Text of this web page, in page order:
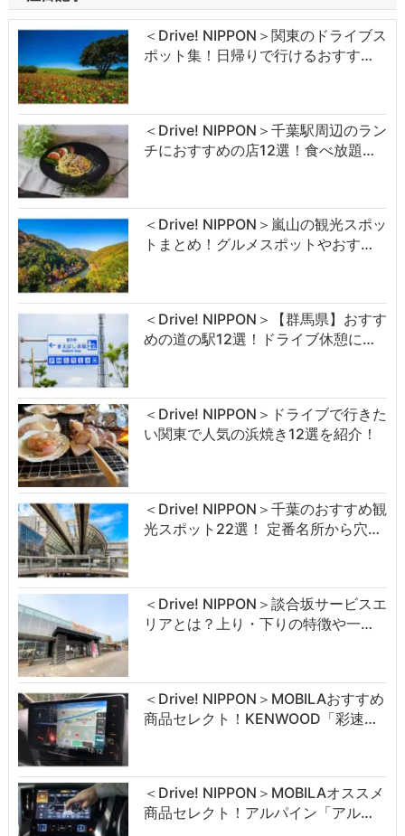
＜Drive! NIPPON＞関東のドライブス
ポット集！日帰りで行けるおすす…
＜Drive! NIPPON＞千葉駅周辺のラン
チにおすすめの店12選！食べ放題…
＜Drive! NIPPON＞嵐山の観光スポッ
トまとめ！グルメスポットやおす…
＜Drive! NIPPON＞【群馬県】おすす
めの道の駅12選！ドライブ休憩に…
＜Drive! NIPPON＞ドライブで行きた
い関東で人気の浜焼き12選を紹介！
＜Drive! NIPPON＞千葉のおすすめ観
光スポット22選！ 定番名所から穴…
＜Drive! NIPPON＞談合坂サービスエ
リアとは？上り・下りの特徴や一…
＜Drive! NIPPON＞MOBILAおすすめ
商品セレクト！KENWOOD「彩速…
＜Drive! NIPPON＞MOBILAオススメ
商品セレクト！アルパイン「アル…